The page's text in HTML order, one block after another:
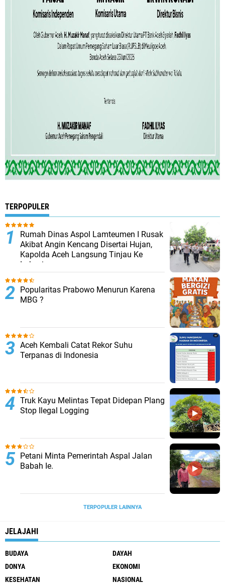
TERPOPULER
Rumah Dinas Aspol Lamteumen I Rusak
Akibat Angin Kencang Disertai Hujan,
Kapolda Aceh Langsung Tinjau Ke
Lokasi
Popularitas Prabowo Menurun Karena
MBG ?
Aceh Kembali Catat Rekor Suhu
Terpanas di Indonesia
Truk Kayu Melintas Tepat Didepan Plang
Stop Ilegal Logging
Petani Minta Pemerintah Aspal Jalan
Babah Ie.
TERPOPULER LAINNYA
JELAJAHI
BUDAYA
DAYAH
DONYA
EKONOMI
KESEHATAN
NASIONAL